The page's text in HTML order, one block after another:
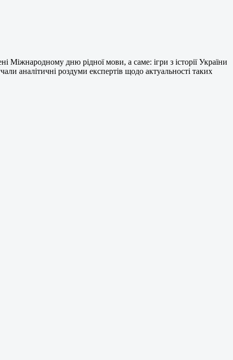
Міжнародному дню рідної мови, а саме: ігри з історії України
аналітичні роздуми експертів щодо актуальності таких